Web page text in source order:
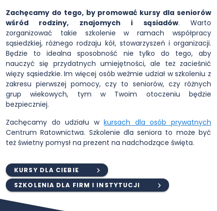
Zachęcamy do tego, by promować kursy dla seniorów
wśród rodziny, znajomych i sąsiadów. Warto
zorganizować takie szkolenie w ramach współpracy
sąsiedzkiej, różnego rodzaju kół, stowarzyszeń i organizacji.
Będzie to idealna sposobność nie tylko do tego, aby
nauczyć się przydatnych umiejętności, ale też zacieśnić
więzy sąsiedzkie. Im więcej osób weźmie udział w szkoleniu z
zakresu pierwszej pomocy, czy to seniorów, czy różnych
grup wiekowych, tym w Twoim otoczeniu będzie
bezpieczniej.
Zachęcamy do udziału wkursach dla osób prywatnych
Centrum Ratownictwa. Szkolenie dla seniora to może być
też świetny pomysł na prezent na nadchodzące święta.
KURSY DLA CIEBIE
SZKOLENIA DLA FIRM I INSTYTUCJI